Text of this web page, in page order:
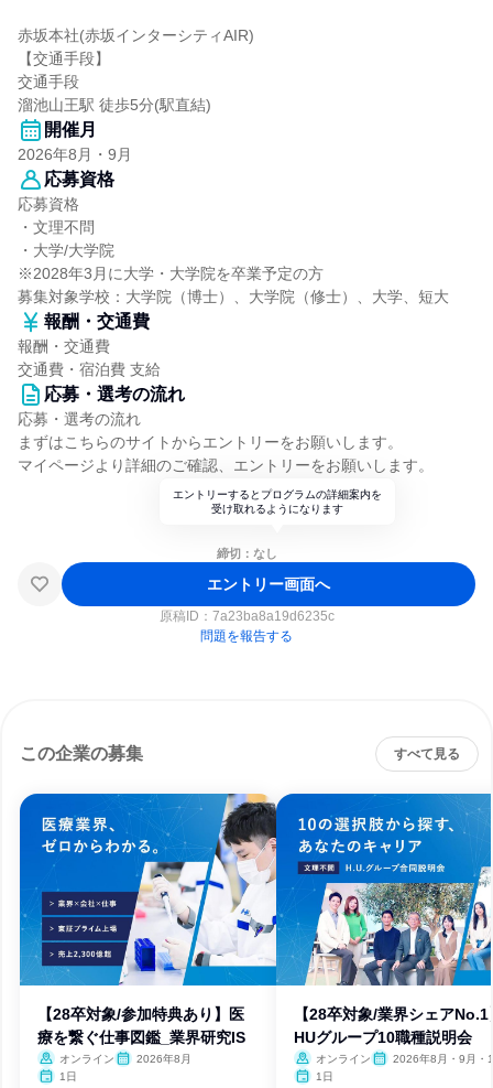
赤坂本社(赤坂インターシティAIR)
【交通手段】
交通手段
溜池山王駅 徒歩5分(駅直結)
開催月
2026年8月・9月
応募資格
応募資格
・文理不問
・大学/大学院
※2028年3月に大学・大学院を卒業予定の方
募集対象学校：大学院（博士）、大学院（修士）、大学、短大
報酬・交通費
報酬・交通費
交通費・宿泊費 支給
応募・選考の流れ
応募・選考の流れ
まずはこちらのサイトからエントリーをお願いします。
マイページより詳細のご確認、エントリーをお願いします。
エントリーするとプログラムの詳細案内を
受け取れるようになります
締切：なし
エントリー画面へ
原稿ID： 7a23ba8a19d6235c
問題を報告する
この企業の募集 すべて見る
【28卒対象/参加特典あり】医
療を繋ぐ仕事図鑑_業界研究IS
オンライン
2026年8月
1日
【28卒対象/業界シェアNo.1
HUグループ10職種説明会
オンライン
2026年8月・9月・
1日